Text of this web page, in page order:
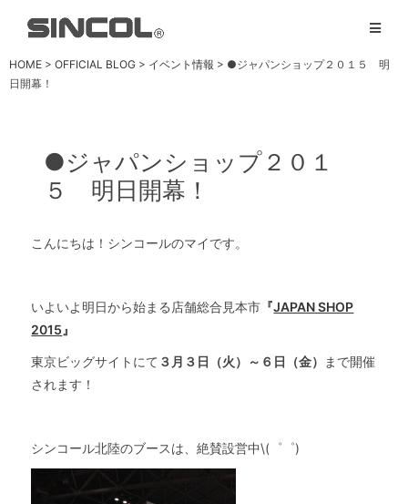
HOME > OFFICIAL BLOG > イベント情報 > ●ジャパンショップ２０１５ 明
日開幕！
●ジャパンショップ２０１
５ 明日開幕！
こんにちは！ シンコールのマイです。
いよいよ明日から始まる店舗総合見本市 『JAPAN SHOP
2015 』
東京ビッグサイトにて ３月３日（火）～６日（金）
まで開催
されます！
シンコール北陸のブースは、絶賛設営中\(゜゜)